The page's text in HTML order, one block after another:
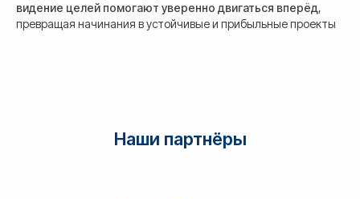
видение целей помогают уверенно двигаться вперёд,
превращая начинания в устойчивые и прибыльные проекты
Наши партнёры